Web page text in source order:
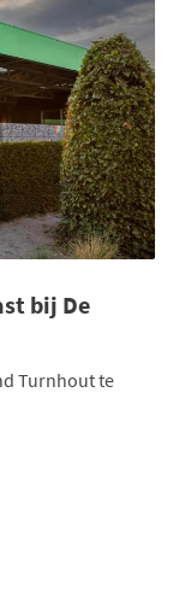
bij De
Turnhout te